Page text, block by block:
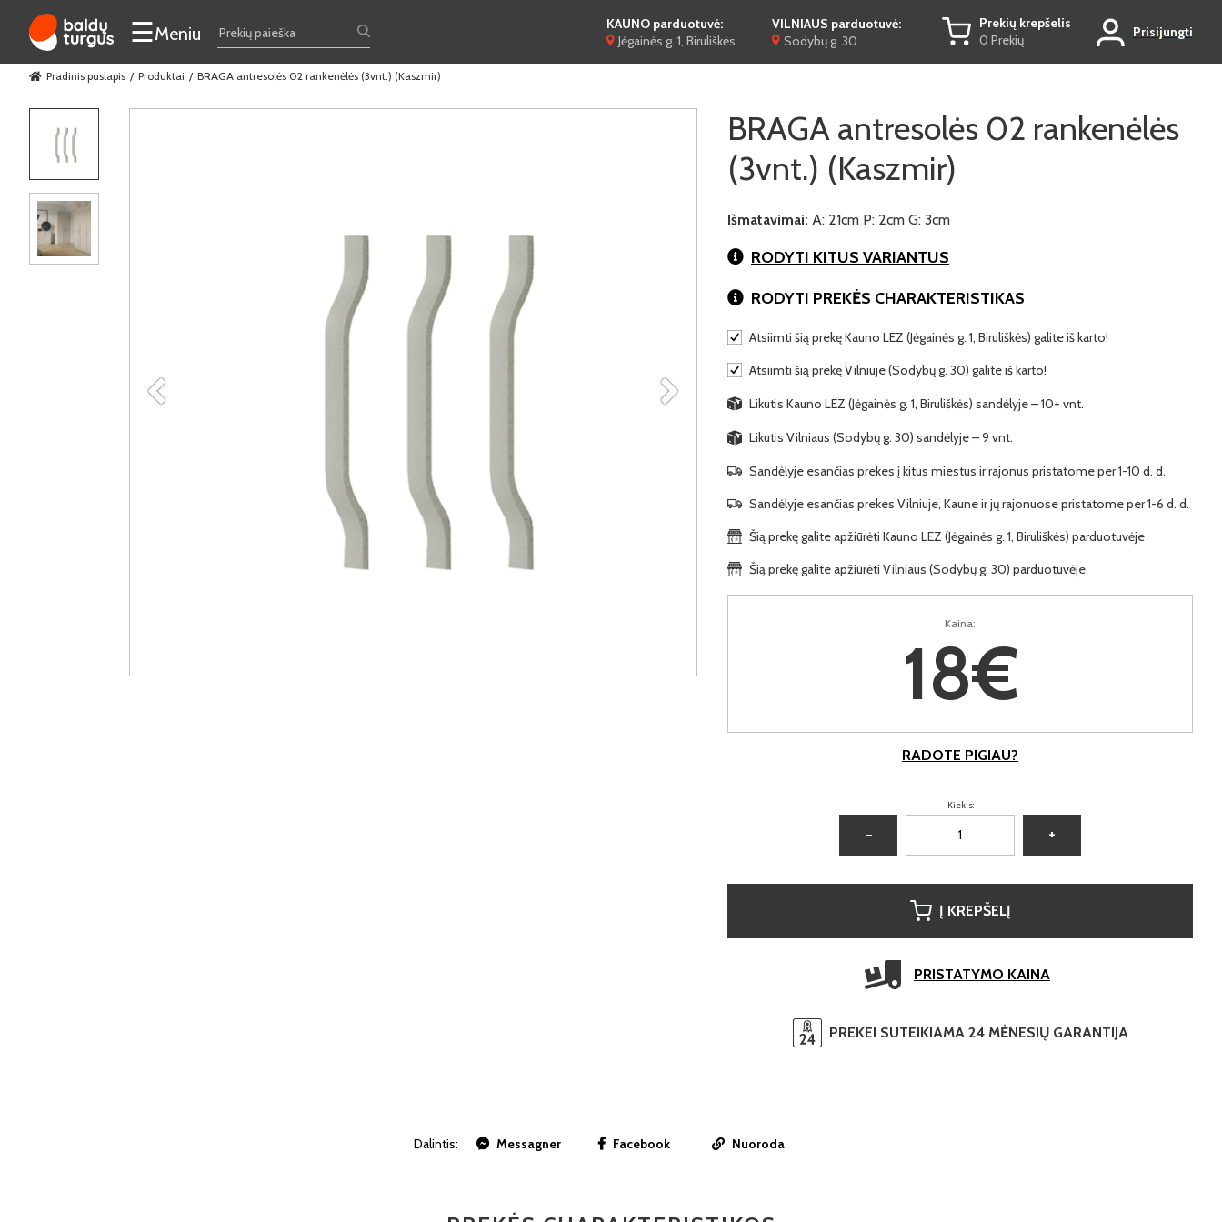
☰Meniu
KAUNO parduotuvė:
Jėgainės g. 1, Biruliškės
VILNIAUS parduotuvė:
Sodybų g. 30
Prekių krepšelis
0 Prekių
Prisijungti
Pradinis puslapis Produktai BRAGA antresolės 02 rankenėlės (3vnt.) (Kaszmir)
BRAGA antresolės 02 rankenėlės
(3vnt.) (Kaszmir)
Išmatavimai: A: 21cm P: 2cm G: 3cm
RODYTI KITUS VARIANTUS
RODYTI PREKĖS CHARAKTERISTIKAS
Atsiimti šią prekę Kauno LEZ (Jėgainės g. 1, Biruliškės) galite iš karto!
Atsiimti šią prekę Vilniuje (Sodybų g. 30) galite iš karto!
Likutis Kauno LEZ (Jėgainės g. 1, Biruliškės) sandėlyje – 10+ vnt.
Likutis Vilniaus (Sodybų g. 30) sandėlyje – 9 vnt.
Sandėlyje esančias prekes į kitus miestus ir rajonus pristatome per 1-10 d. d.
Sandėlyje esančias prekes Vilniuje, Kaune ir jų rajonuose pristatome per 1-6 d. d.
Šią prekę galite apžiūrėti Kauno LEZ (Jėgainės g. 1, Biruliškės) parduotuvėje
Šią prekę galite apžiūrėti Vilniaus (Sodybų g. 30) parduotuvėje
Kaina:
18€
RADOTE PIGIAU?
Kiekis:
− +
Į KREPŠELĮ
PRISTATYMO KAINA
PREKEI SUTEIKIAMA 24 MĖNESIŲ GARANTIJA
Dalintis: Messagner Facebook Nuoroda